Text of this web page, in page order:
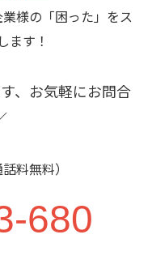
様の「困った」をス
ます！
、お気軽にお問合
料無料）
680